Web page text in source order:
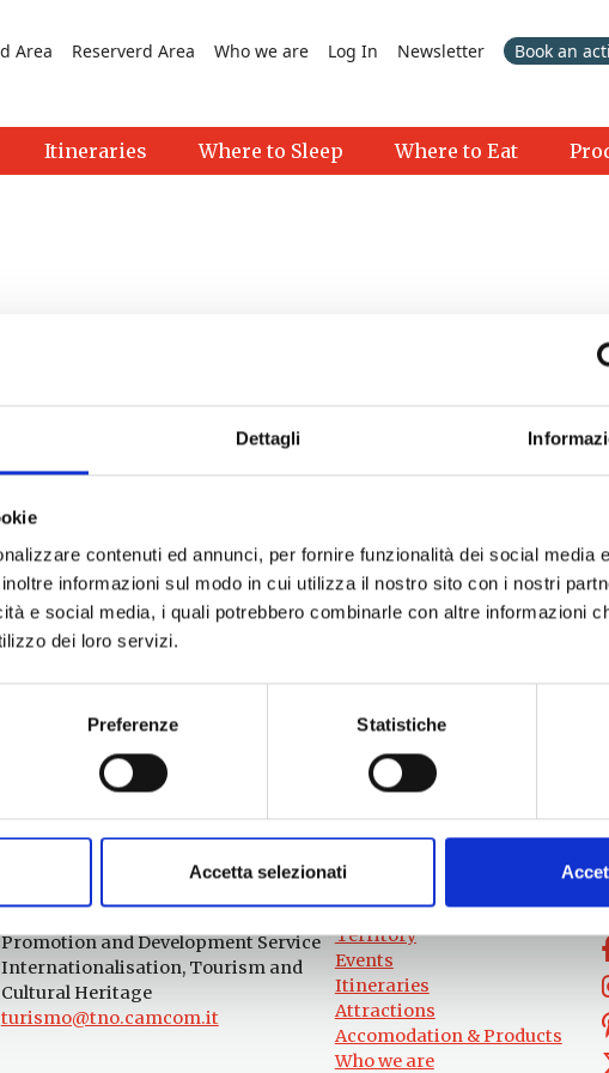
Dettagli
contenuti ed annunci, per fornire funzionalità dei social media
informazioni sul modo in cui utilizza il nostro sito con i nostri
e social media, i quali potrebbero combinarle con altre informazioni
dei loro servizi.
Preferenze Statistiche
Accetta selezionati
Area Reserverd Area Who we are Log In Newsletter Book an
Itineraries Where to Sleep Where to Eat
| Pontedera
- 06/08/2026 - 29/08/2026 - 9:30 - 17:30
- 08/08/2026 - 11/10/2026 - 18:00 - 20:00
- 26/09/2026 - 16:00 - 20:00
- 09/10/2026 - Tutto il giorno
Fair | Pontedera- 16/10/2026 - 25/10/2026 - Tutto il
- 18/11/2026 - 21:00 - 23:00
Information
Promotion and Development Service
Internationalisation, Tourism and
Cultural Heritage
turismo@tno.camcom.it
Experiences
Territory
Events
Itineraries
Attractions
Accomodation & Products
Who we are